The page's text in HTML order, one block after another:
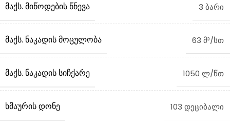
ᲛᲐᲥᲡ. ᲛᲘᲬᲝᲓᲔᲑᲘᲡ ᲬᲜᲔᲕᲐ 3 ბარი
ᲛᲐᲥᲡ. ᲜᲐᲙᲐᲓᲘᲡ ᲛᲝᲪᲣᲚᲝᲑᲐ 63 მ³/სთ
ᲛᲐᲥᲡ. ᲜᲐᲙᲐᲓᲘᲡ ᲡᲘᲩᲥᲐᲠᲔ 1050 ლ/წთ
ᲮᲛᲐᲣᲠᲘᲡ ᲓᲝᲜᲔ 103 დეციბალი